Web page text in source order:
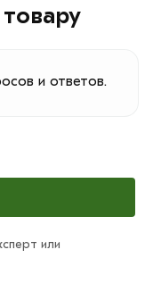
и ответов.
или